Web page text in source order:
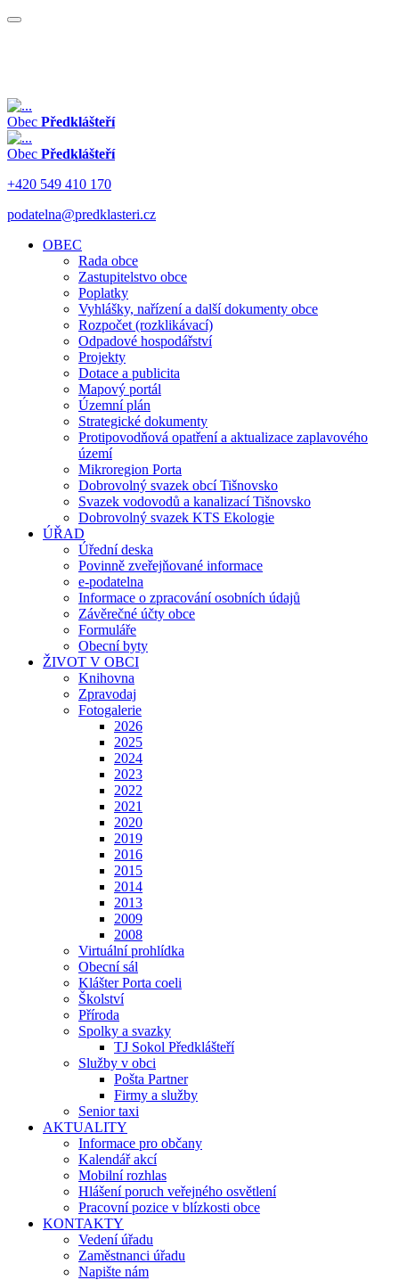
Obec Předklášteří
Obec Předklášteří
+420 549 410 170
podatelna@predklasteri.cz
OBEC
Rada obce
Zastupitelstvo obce
Poplatky
Vyhlášky, nařízení a další dokumenty obce
Rozpočet (rozklikávací)
Odpadové hospodářství
Projekty
Dotace a publicita
Mapový portál
Územní plán
Strategické dokumenty
Protipovodňová opatření a aktualizace zaplavového
území
Mikroregion Porta
Dobrovolný svazek obcí Tišnovsko
Svazek vodovodů a kanalizací Tišnovsko
Dobrovolný svazek KTS Ekologie
ÚŘAD
Úřední deska
Povinně zveřejňované informace
e-podatelna
Informace o zpracování osobních údajů
Závěrečné účty obce
Formuláře
Obecní byty
ŽIVOT V OBCI
Knihovna
Zpravodaj
Fotogalerie
2026
2025
2024
2023
2022
2021
2020
2019
2016
2015
2014
2013
2009
2008
Virtuální prohlídka
Obecní sál
Klášter Porta coeli
Školství
Příroda
Spolky a svazky
TJ Sokol Předklášteří
Služby v obci
Pošta Partner
Firmy a služby
Senior taxi
AKTUALITY
Informace pro občany
Kalendář akcí
Mobilní rozhlas
Hlášení poruch veřejného osvětlení
Pracovní pozice v blízkosti obce
KONTAKTY
Vedení úřadu
Zaměstnanci úřadu
Napište nám